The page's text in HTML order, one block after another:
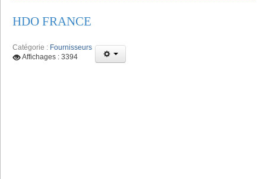
HDO FRANCE
Catégorie : Fournisseurs
Affichages : 3394